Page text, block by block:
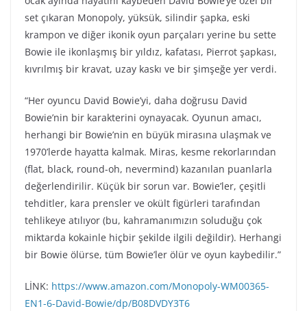
set çıkaran Monopoly, yüksük, silindir şapka, eski
krampon ve diğer ikonik oyun parçaları yerine bu sette
Bowie ile ikonlaşmış bir yıldız, kafatası, Pierrot şapkası,
kıvrılmış bir kravat, uzay kaskı ve bir şimşeğe yer verdi.
“Her oyuncu David Bowie’yi, daha doğrusu David
Bowie’nin bir karakterini oynayacak. Oyunun amacı,
herhangi bir Bowie’nin en büyük mirasına ulaşmak ve
1970’lerde hayatta kalmak. Miras, kesme rekorlarından
(flat, black, round-oh, nevermind) kazanılan puanlarla
değerlendirilir. Küçük bir sorun var. Bowie’ler, çeşitli
tehditler, kara prensler ve okült figürleri tarafından
tehlikeye atılıyor (bu, kahramanımızın soluduğu çok
miktarda kokainle hiçbir şekilde ilgili değildir). Herhangi
bir Bowie ölürse, tüm Bowie’ler ölür ve oyun kaybedilir.”
LİNK: https://www.amazon.com/Monopoly-WM00365-
EN1-6-David-Bowie/dp/B08DVDY3T6